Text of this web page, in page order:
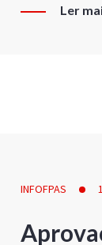
Ler
INFOFPAS